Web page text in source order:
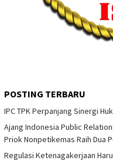
POSTING TERBARU
IPC TPK Perpanjang Sinergi
Ajang Indonesia Public
Priok Nonpetikemas Raih Dua
Regulasi Ketenagakerjaan